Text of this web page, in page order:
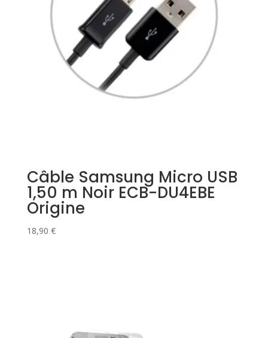
Câble Samsung Micro USB
1,50 m Noir ECB-DU4EBE
Origine
18,90 €